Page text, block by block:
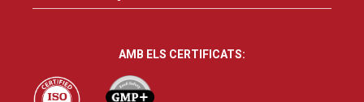
AMB ELS CERTIFICATS: